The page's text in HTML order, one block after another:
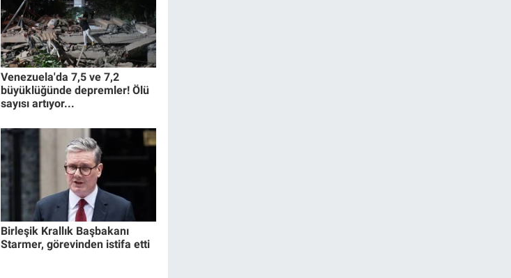
Venezuela'da 7,5 ve 7,2
büyüklüğünde depremler! Ölü
sayısı artıyor...
Birleşik Krallık Başbakanı
Starmer, görevinden istifa etti